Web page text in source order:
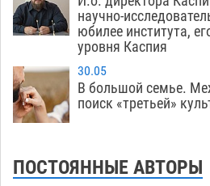
научно-
юбилее института,
уровня Каспия
30.05
В большой семье.
поиск «третьей»
ПОСТОЯННЫЕ АВТОРЫ